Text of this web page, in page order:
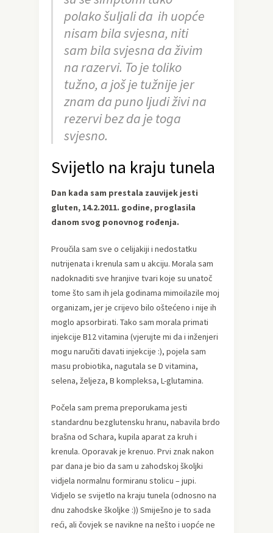
polako šuljali da ih uopće
nisam bila svjesna, niti
sam bila svjesna da živim
na razervi. To je toliko
tužno, a još je tužnije jer
znam da puno ljudi živi na
rezervi bez da je toga
svjesno.
Svijetlo na kraju tunela
Dan kada sam prestala zauvijek jesti
gluten, 14.2.2011. godine, proglasila
danom svog ponovnog rođenja.
Proučila sam sve o celijakiji i nedostatku
nutrijenata i krenula sam u akciju. Morala sam
nadoknaditi sve hranjive tvari koje su unatoč
tome što sam ih jela godinama mimoilazile moj
organizam, jer je crijevo bilo oštećeno i nije ih
moglo apsorbirati. Tako sam morala primati
injekcije B12 vitamina (vjerujte mi da i inženjeri
mogu naručiti davati injekcije :), pojela sam
masu probiotika, nagutala se D vitamina,
selena, željeza, B kompleksa, L-glutamina.
Počela sam prema preporukama jesti
standardnu bezglutensku hranu, nabavila brdo
brašna od Schara, kupila aparat za kruh i
krenula. Oporavak je krenuo. Prvi znak nakon
par dana je bio da sam u zahodskoj školjki
vidjela normalnu formiranu stolicu – jupi.
Vidjelo se svijetlo na kraju tunela (odnosno na
dnu zahodske školjke :)) Smiješno je to sada
reći, ali čovjek se navikne na nešto i uopće ne